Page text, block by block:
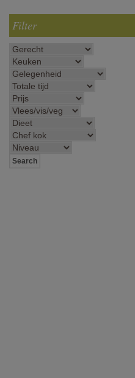
Filter